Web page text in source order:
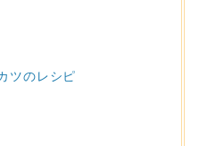
ツのレシピ